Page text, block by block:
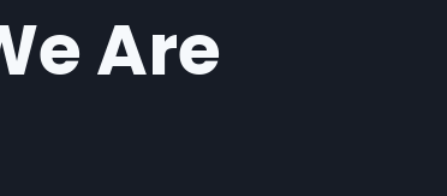
Are